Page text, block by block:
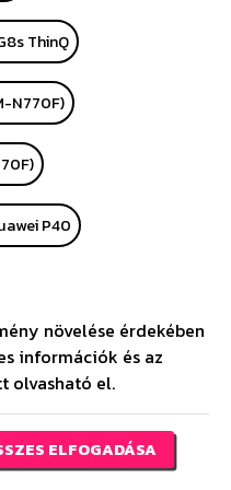
ThinQ
N770F)
P40
P40 Lite
A21 (SM-A210F)
Note 9S
növelése érdekében
információk és az
olvasható el.
ELFOGADÁSA